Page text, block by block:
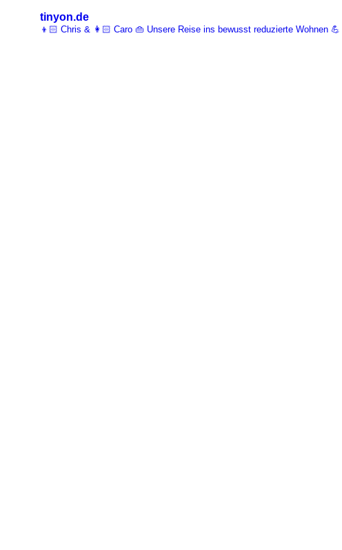
tinyon.de
👦🏻 Chris & 👩🏻 Caro 👜 Unsere Reise ins bewusst reduzierte Wohnen